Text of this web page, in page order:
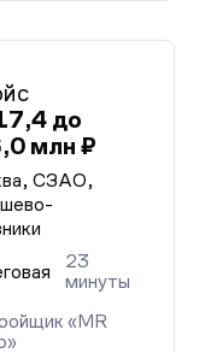
до
млн ₽
СЗАО,
23
минуты
«MR